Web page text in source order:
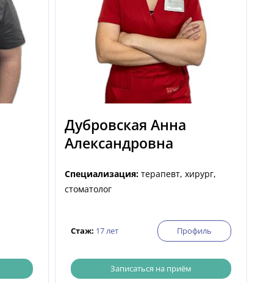
Дубровская Анна
Александровна
Специализация: терапевт, хирург,
стоматолог
Стаж: 17 лет Профиль
Записаться на приём